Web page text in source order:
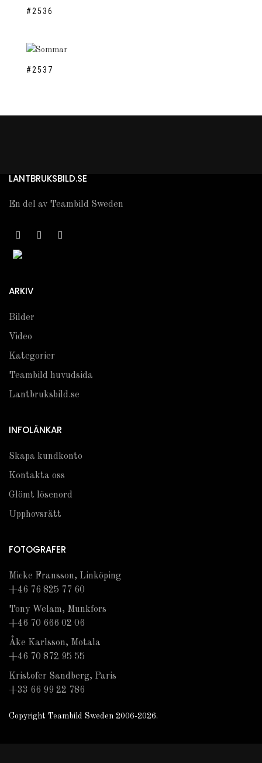
#2536
#2537
LANTBRUKSBILD.SE
En del av Teambild Sweden
ARKIV
Bilder
Video
Kategorier
Teambild huvudsida
Lantbruksbild.se
INFOLÄNKAR
Skapa kundkonto
Kontakta oss
Glömt lösenord
Upphovsrätt
FOTOGRAFER
Micke Fransson, Linköping
+46 76 825 77 60
Tony Welam, Munkfors
+46 70 666 02 06
Åke Karlsson, Motala
+46 70 872 95 55
Kristofer Sandberg, Paris
+33 66 99 22 786
Copyright Teambild Sweden 2006-2026.